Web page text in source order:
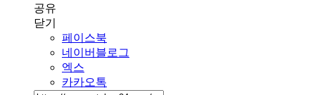
공유
닫기
페이스북
네이버블로그
엑스
카카오톡